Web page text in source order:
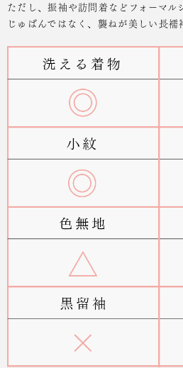
ただし、振袖や訪問着などフォーマ
じゅばんではなく、襲ねが美しい長襦